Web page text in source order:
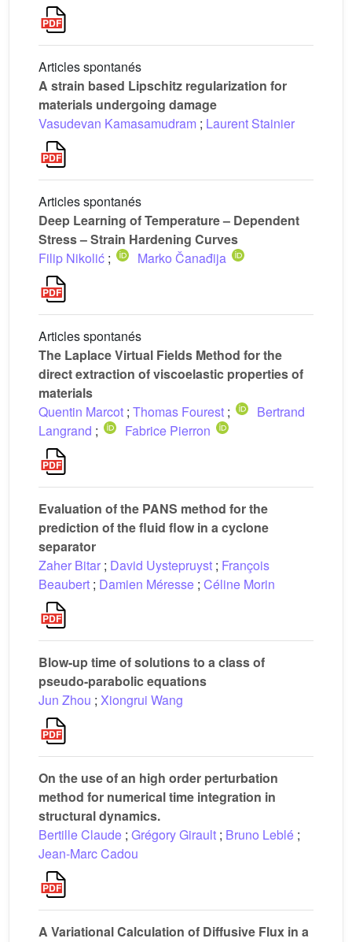
Articles spontanés
A strain based Lipschitz regularization for
materials undergoing damage
Vasudevan Kamasamudram ; Laurent Stainier
Articles spontanés
Deep Learning of Temperature – Dependent
Stress – Strain Hardening Curves
Filip Nikolić ; Marko Čanađija
Articles spontanés
The Laplace Virtual Fields Method for the
direct extraction of viscoelastic properties of
materials
Quentin Marcot ; Thomas Fourest ;
Bertrand
Langrand ; Fabrice Pierron
Evaluation of the PANS method for the
prediction of the fluid flow in a cyclone
separator
Zaher Bitar ; David Uystepruyst ; François
Beaubert ; Damien Méresse ; Céline Morin
Blow-up time of solutions to a class of
pseudo-parabolic equations
Jun Zhou ; Xiongrui Wang
On the use of an high order perturbation
method for numerical time integration in
structural dynamics.
Bertille Claude ; Grégory Girault ; Bruno Leblé ;
Jean-Marc Cadou
A Variational Calculation of Diffusive Flux in a